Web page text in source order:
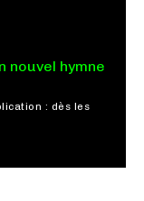
nouvel hymne
: dès les